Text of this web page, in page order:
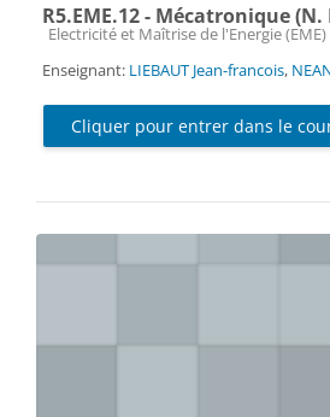
R5.EME.12 - Mécatronique
Catégorie de cours
Electricité et Maîtrise de l'Energie (EME)
Enseignant: LIEBAUT Jean-francois,
Cliquer pour entrer dans le